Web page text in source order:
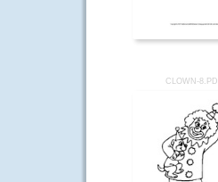
CLOWN-